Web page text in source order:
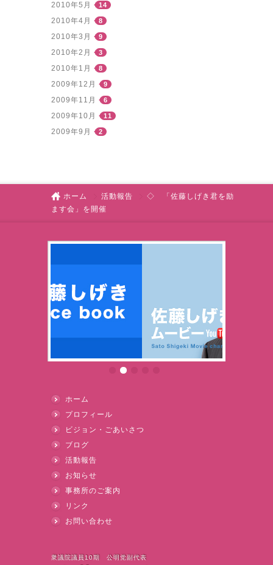
2010年5月 14
2010年4月 8
2010年3月 9
2010年2月 3
2010年1月 8
2009年12月 9
2009年11月 6
2009年10月 11
2009年9月 2
ホーム 活動報告
◇ 「佐藤しげき君を励
ます会」を開催
ホーム
プロフィール
ビジョン・ごあいさつ
ブログ
活動報告
お知らせ
事務所のご案内
リンク
お問い合わせ
衆議院議員10期 公明党副代表